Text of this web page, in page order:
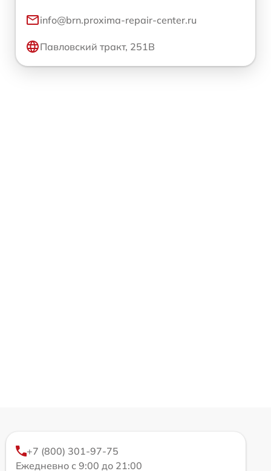
info@brn.proxima-repair-center.ru
Павловский тракт, 251В
+7 (800) 301-97-75
Ежедневно с 9:00 до 21:00